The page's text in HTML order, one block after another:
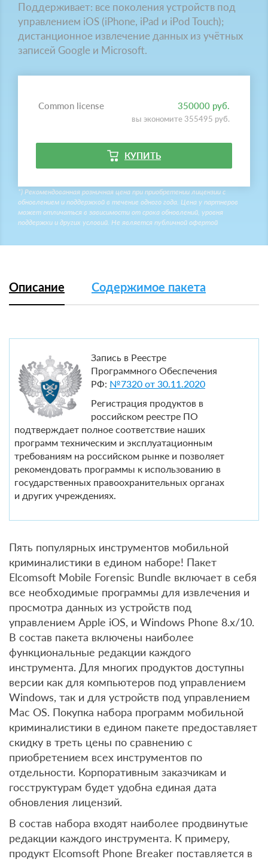
Поддерживает: все поколения устройств под
управлением iOS (iPhone, iPad и iPod Touch);
дистанционное извлечение данных из учётных
записей Google и Microsoft.
Common license 350000 руб.
вы экономите 355495 руб.
КУПИТЬ
*) Рекомендованная розничная цена при приобретении лицензии с
обновлением и поддержкой в течение одного года. Цена у партнеров
может отличаться в зависимости от срока обновлений, уровня
поддержки и других условий. Не является публичной офертой
Описание Содержимое пакета
Запись в Реестре
Программного Обеспечения
РФ: №7320 от 30.11.2020
Регистрация продуктов в
российском реестре ПО
подтверждает полное соответствие наших
программ техническим и эксплуатационным
требованиям на российском рынке и позволяет
рекомендовать программы к использованию в
государственных правоохранительных органах
и других учреждениях.
Пять популярных инструментов мобильной
криминалистики в едином наборе! Пакет
Elcomsoft Mobile Forensic Bundle включает в себя
все необходимые программы для извлечения и
просмотра данных из устройств под
управлением Apple iOS, и Windows Phone 8.x/10.
В состав пакета включены наиболее
функциональные редакции каждого
инструмента. Для многих продуктов доступны
версии как для компьютеров под управлением
Windows, так и для устройств под управлением
Mac OS. Покупка набора программ мобильной
криминалистики в едином пакете предоставляет
скидку в треть цены по сравнению с
приобретением всех инструментов по
отдельности. Корпоративным заказчикам и
госструктурам будет удобна единая дата
обновления лицензий.
В состав набора входят наиболее продвинутые
редакции каждого инструмента. К примеру,
продукт Elcomsoft Phone Breaker поставляется в